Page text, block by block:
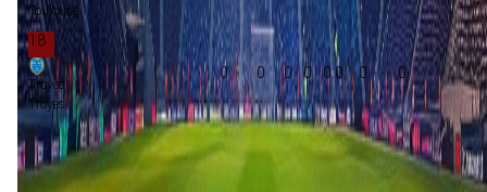
Toulouse
18
Troyes
Troyes
0 0 0 0 0:0 0 0
Groepsfase Champions League
Voorronde Champions League